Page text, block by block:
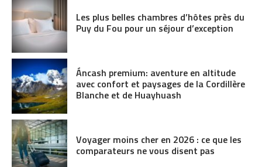
Les plus belles chambres d’hôtes près du
Puy du Fou pour un séjour d’exception
Áncash premium: aventure en altitude
avec confort et paysages de la Cordillère
Blanche et de Huayhuash
Voyager moins cher en 2026 : ce que les
comparateurs ne vous disent pas